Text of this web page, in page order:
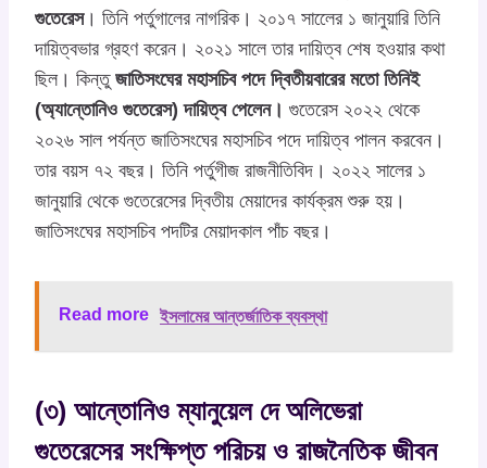
গুতেরেস। তিনি পর্তুগালের নাগরিক। ২০১৭ সালেের ১ জানুয়ারি তিনি
দায়িত্বভার গ্রহণ করেন। ২০২১ সালে তার দায়িত্ব শেষ হওয়ার কথা
ছিল। কিন্তু জাতিসংঘের মহাসচিব পদে দ্বিতীয়বারের মতো তিনিই
(অ্যান্তোনিও গুতেরেস) দায়িত্ব পেলেন। গুতেরেস ২০২২ থেকে
২০২৬ সাল পর্যন্ত জাতিসংঘের মহাসচিব পদে দায়িত্ব পালন করবেন।
তার বয়স ৭২ বছর। তিনি পর্তুগীজ রাজনীতিবিদ। ২০২২ সালের ১
জানুয়ারি থেকে গুতেরেসের দ্বিতীয় মেয়াদের কার্যক্রম শুরু হয়।
জাতিসংঘের মহাসচিব পদটির মেয়াদকাল পাঁচ বছর।
Read more ইসলামের আন্তর্জাতিক ব্যবস্থা
(৩) আন্তোনিও ম্যানুয়েল দে অলিভেরা
গুতেরেসের সংক্ষিপ্ত পরিচয় ও রাজনৈতিক জীবন